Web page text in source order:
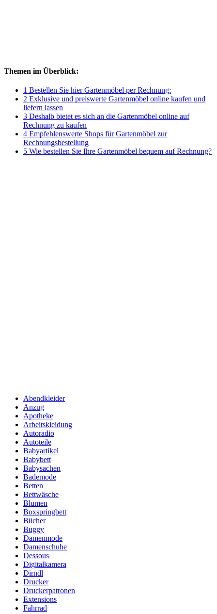
Themen im Überblick:
1 Bestellen Sie hier Gartenmöbel per Rechnung:
2 Exklusive und preiswerte Gartenmöbel online kaufen und
liefern lassen
3 Deshalb bietet es sich an die Gartenmöbel online auf
Rechnung zu kaufen
4 Empfehlenswerte Shops für Gartenmöbel zur
Rechnungsbestellung
5 Wie bestellen Sie Ihre Gartenmöbel bequem auf Rechnung?
Abendkleider
Anzug
Apotheke
Arbeitskleidung
Autoradio
Autoteile
Babyartikel
Babybett
Babysachen
Bademode
Betten
Bettwäsche
Blumen
Boxspringbett
Bücher
Buggy
Damenmode
Damenschuhe
Dessous
Digitalkamera
Dirndl
Drucker
Druckerpatronen
Extensions
Fahrrad